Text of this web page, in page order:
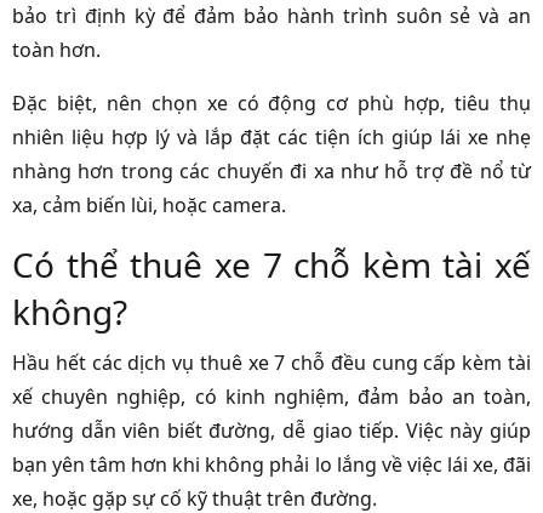
bảo trì định kỳ để đảm bảo hành trình suôn sẻ và an
toàn hơn.
Đặc biệt, nên chọn xe có động cơ phù hợp, tiêu thụ
nhiên liệu hợp lý và lắp đặt các tiện ích giúp lái xe nhẹ
nhàng hơn trong các chuyến đi xa như hỗ trợ đề nổ từ
xa, cảm biến lùi, hoặc camera.
Có thể thuê xe 7 chỗ kèm tài xế
không?
Hầu hết các dịch vụ thuê xe 7 chỗ đều cung cấp kèm tài
xế chuyên nghiệp, có kinh nghiệm, đảm bảo an toàn,
hướng dẫn viên biết đường, dễ giao tiếp. Việc này giúp
bạn yên tâm hơn khi không phải lo lắng về việc lái xe, đãi
xe, hoặc gặp sự cố kỹ thuật trên đường.